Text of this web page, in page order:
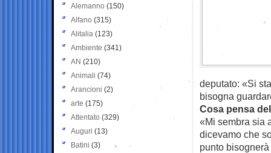
deputato: «Si
bisogna
Cosa pensa
«Mi sembra sia
dicevamo che
punto
Alemanno (150)
Alfano (315)
Alitalia (123)
Ambiente (341)
AN (210)
Animali (74)
Arancioni (2)
arte (175)
Attentato (329)
Auguri (13)
Batini (3)